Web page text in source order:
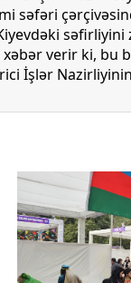
səfəri
səfirliyini
xəbər verir ki, bu
İşlər